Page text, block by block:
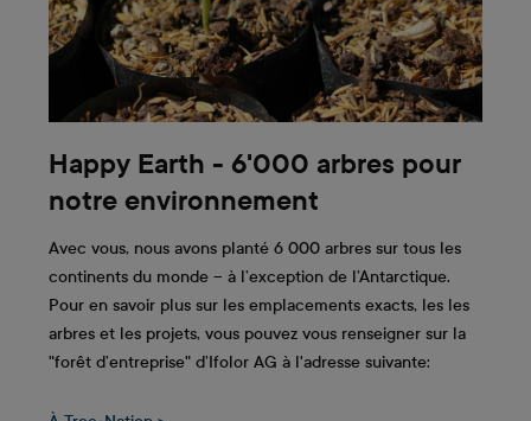
Happy Earth - 6'000 arbres pour
notre environnement
Avec vous, nous avons planté 6 000 arbres sur tous les
continents du monde – à l’exception de l’Antarctique.
Pour en savoir plus sur les emplacements exacts, les les
arbres et les projets, vous pouvez vous renseigner sur la
"forêt d’entreprise" d’Ifolor AG à l'adresse suivante: